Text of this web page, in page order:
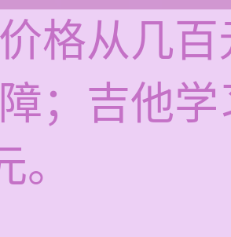
格从几
；吉他
。